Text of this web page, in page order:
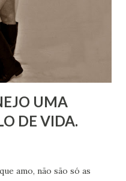
UMA
DE VIDA.
amo, não são só as